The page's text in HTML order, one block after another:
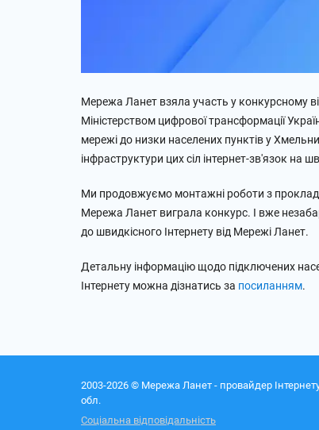
Мережа Ланет взяла участь у конкурсному
Міністерством цифрової трансформації
мережі до низки населених пунктів у
інфраструктури цих сіл інтернет-зв'язок на
Ми продовжуємо монтажні роботи з
Мережа Ланет виграла конкурс. І вже
до швидкісного Інтернету від Мережі Ланет.
Детальну інформацію щодо підключених
Інтернету можна дізнатись за посиланням.
2003-2026 © Мережа Ланет - провайдер
обл.
Соціальна відповідальність